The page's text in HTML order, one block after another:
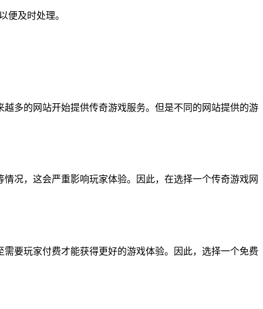
便及时处理。
多的网站开始提供传奇游戏服务。但是不同的网站提供的游
况，这会严重影响玩家体验。因此，在选择一个传奇游戏网
要玩家付费才能获得更好的游戏体验。因此，选择一个免费